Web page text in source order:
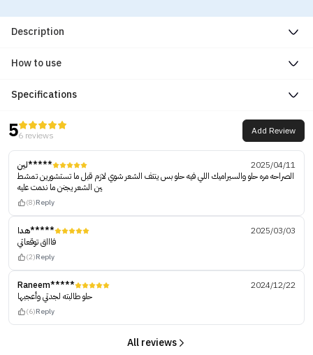
Description
How to use
Specifications
56 reviews Add Review
لين*****
2025/04/11
الصراحه مره حلو والسيراميك اللي فيه حلو بس ينتف الشعر شوي لازم قبل ما تستشورين تمشط
ين الشعر يجنن ما ندمت عليه
(8)Reply
هدا*****
2025/03/03
فاااق توقعاتي
(2)Reply
Raneem*****
2024/12/22
حلو طالبته لجدتي وأعجبها
(6)Reply
All reviews